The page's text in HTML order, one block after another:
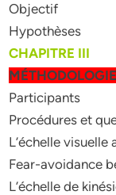
Objectif
Hypothèses
CHAPITRE III
MÉTHODOLOGIE
Participants
Procédures et
L’échelle visuelle
Fear-avoidance
L’échelle de